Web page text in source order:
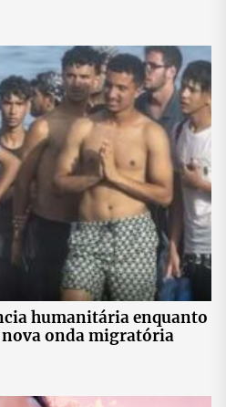
humanitária enquanto
nova onda migratória